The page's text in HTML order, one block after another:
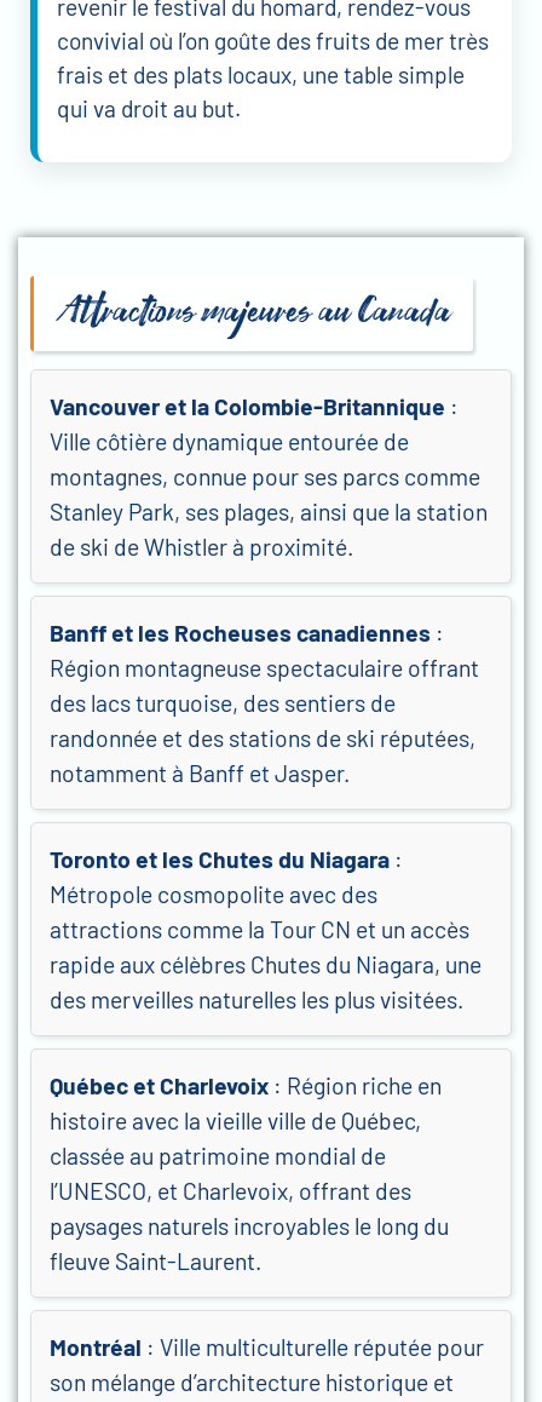
revenir le festival du homard, rendez-vous
convivial où l’on goûte des fruits de mer très
frais et des plats locaux, une table simple
qui va droit au but.
Attractions majeures au Canada
Vancouver et la Colombie-Britannique :
Ville côtière dynamique entourée de
montagnes, connue pour ses parcs comme
Stanley Park, ses plages, ainsi que la station
de ski de Whistler à proximité.
Banff et les Rocheuses canadiennes :
Région montagneuse spectaculaire offrant
des lacs turquoise, des sentiers de
randonnée et des stations de ski réputées,
notamment à Banff et Jasper.
Toronto et les Chutes du Niagara :
Métropole cosmopolite avec des
attractions comme la Tour CN et un accès
rapide aux célèbres Chutes du Niagara, une
des merveilles naturelles les plus visitées.
Québec et Charlevoix : Région riche en
histoire avec la vieille ville de Québec,
classée au patrimoine mondial de
l’UNESCO, et Charlevoix, offrant des
paysages naturels incroyables le long du
fleuve Saint-Laurent.
Montréal : Ville multiculturelle réputée pour
son mélange d’architecture historique et